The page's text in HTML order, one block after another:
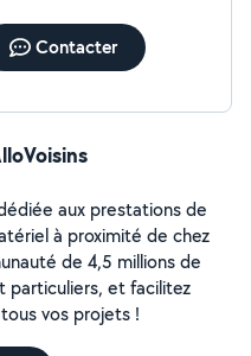
Contacter
aux prestations de
à proximité de chez
de 4,5 millions de
particuliers, et facilitez
vos projets !